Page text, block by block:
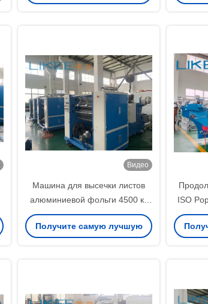
Видео
Машина для высечки листов
алюминиевой фольги 4500 кг,
500 листов/мин
Получите самую лучшую
ISO